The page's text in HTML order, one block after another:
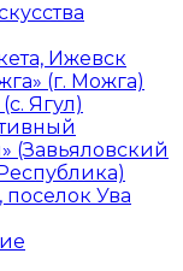
Ижевск
(г. Можга)
Ягул)
(Завьяловский
Ува